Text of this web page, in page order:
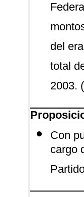
del
total
2003.
Con
cargo